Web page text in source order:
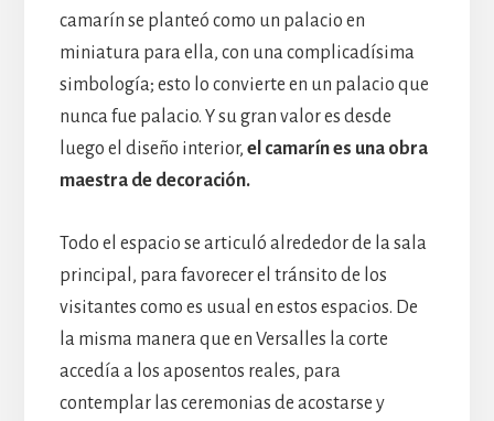
camarín se planteó como un palacio en
miniatura para ella, con una complicadísima
simbología; esto lo convierte en un palacio que
nunca fue palacio. Y su gran valor es desde
luego el diseño interior, el camarín es una obra
maestra de decoración.
Todo el espacio se articuló alrededor de la sala
principal, para favorecer el tránsito de los
visitantes como es usual en estos espacios. De
la misma manera que en Versalles la corte
accedía a los aposentos reales, para
contemplar las ceremonias de acostarse y